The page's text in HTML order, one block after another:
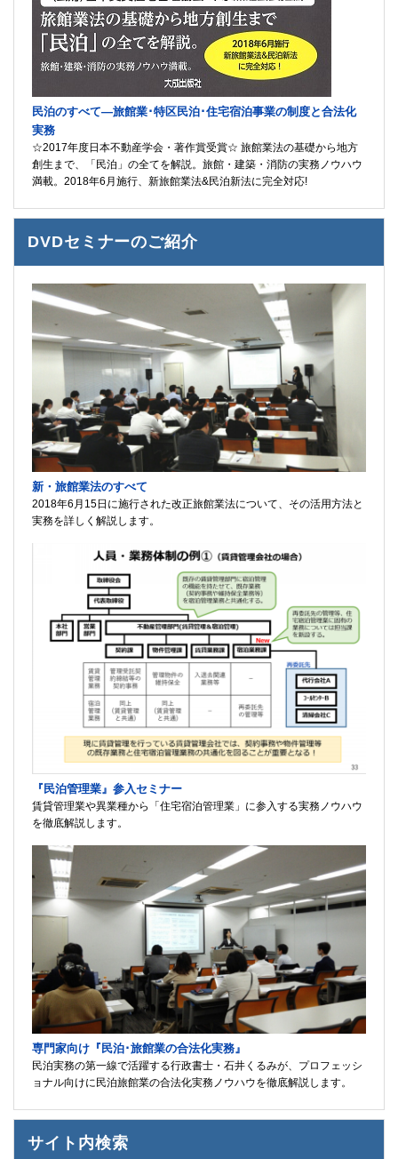
民泊のすべて―旅館業･特区民泊･住宅宿泊事業の制度と合法化
実務
☆2017年度日本不動産学会・著作賞受賞☆ 旅館業法の基礎から地方
創生まで、「民泊」の全てを解説。旅館・建築・消防の実務ノウハウ
満載。2018年6月施行、新旅館業法&民泊新法に完全対応!
DVDセミナーのご紹介
新・旅館業法のすべて
2018年6月15日に施行された改正旅館業法について、その活用方法と
実務を詳しく解説します。
『民泊管理業』参入セミナー
賃貸管理業や異業種から「住宅宿泊管理業」に参入する実務ノウハウ
を徹底解説します。
専門家向け『民泊･旅館業の合法化実務』
民泊実務の第一線で活躍する行政書士・石井くるみが、プロフェッシ
ョナル向けに民泊旅館業の合法化実務ノウハウを徹底解説します。
サイト内検索